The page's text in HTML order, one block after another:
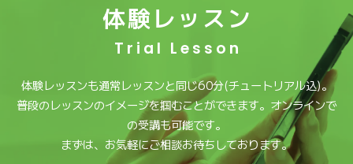
体験レッスン
Trial Lesson
体験レッスンも通常レッスンと同じ60分(チュートリアル込)。
普段のレッスンのイメージを掴むことができます。オンラインで
の受講も可能です。
まずは、お気軽にご相談お待ちしております。